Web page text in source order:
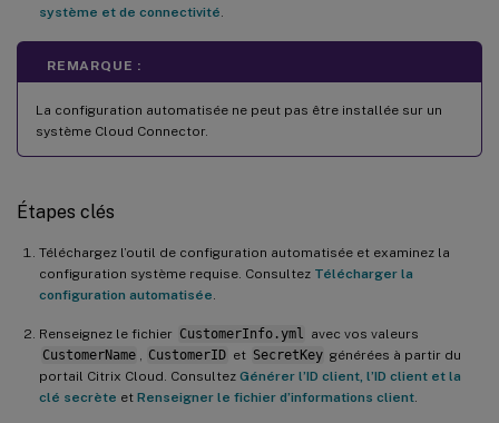
système et de connectivité.
REMARQUE :
La configuration automatisée ne peut pas être installée sur un
système Cloud Connector.
Étapes clés
Téléchargez l’outil de configuration automatisée et examinez la
configuration système requise. Consultez Télécharger la
configuration automatisée.
Renseignez le fichier CustomerInfo.yml avec vos valeurs
CustomerName , CustomerID et SecretKey générées à partir du
portail Citrix Cloud. Consultez Générer l’ID client, l’ID client et la
clé secrète et Renseigner le fichier d’informations client.